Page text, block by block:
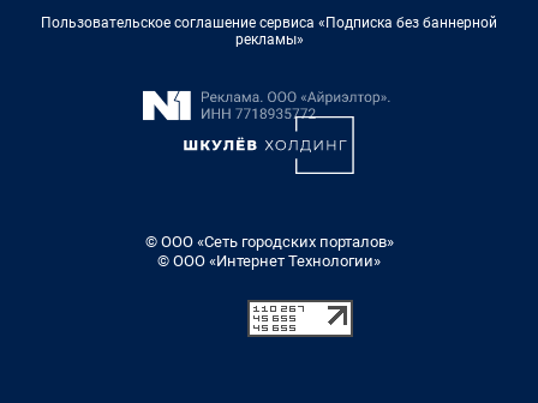
Пользовательское соглашение сервиса «Подписка без баннерной
рекламы»
© ООО «Сеть городских порталов»
© ООО «Интернет Технологии»